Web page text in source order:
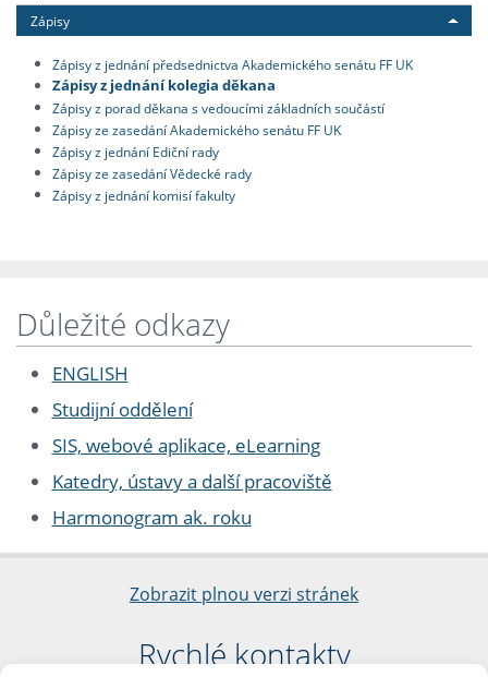
Zápisy
Zápisy z jednání předsednictva Akademického senátu FF UK
Zápisy z jednání kolegia děkana
Zápisy z porad děkana s vedoucími základních součástí
Zápisy ze zasedání Akademického senátu FF UK
Zápisy z jednání Ediční rady
Zápisy ze zasedání Vědecké rady
Zápisy z jednání komisí fakulty
Důležité odkazy
ENGLISH
Studijní oddělení
SIS, webové aplikace, eLearning
Katedry, ústavy a další pracoviště
Harmonogram ak. roku
Zobrazit plnou verzi stránek
Rychlé kontakty